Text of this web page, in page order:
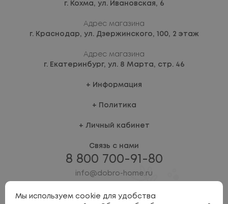
г. Кохма, ул. Ивановская, 6
Адрес магазина
г. Краснодар, ул. Дзержинского, 100, 2 этаж
Адрес магазина
г. Екатеринбург, ул. 8 Марта, стр. 46
Информация
Политика
Личный кабинет
Связь с нами
8 800 700-91-80
info@dobro-home.ru
Мы используем cookie для удобства